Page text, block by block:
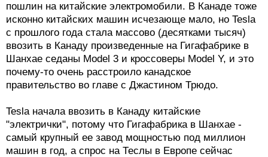
пошлин на китайские электромобили. В Канаде тоже
исконно китайских машин исчезающе мало, но Tesla
с прошлого года стала массово (десятками тысяч)
ввозить в Канаду произведенные на Гигафабрике в
Шанхае седаны Model 3 и кроссоверы Model Y, и это
почему-то очень расстроило канадское
правительство во главе с Джастином Трюдо.
Tesla начала ввозить в Канаду китайские
"электрички", потому что Гигафабрика в Шанхае -
самый крупный ее завод мощностью под миллион
машин в год, а спрос на Теслы в Европе сейчас